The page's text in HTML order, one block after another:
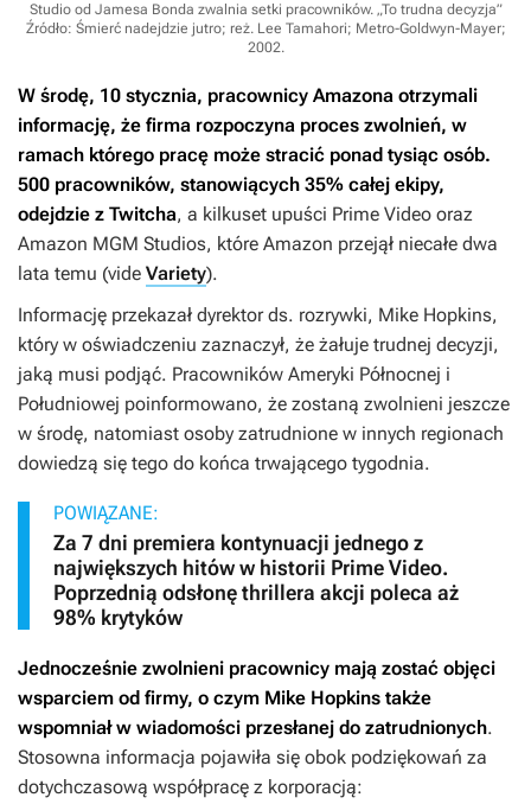
Studio od Jamesa Bonda zwalnia setki pracowników. „To trudna decyzja”
Źródło: Śmierć nadejdzie jutro; reż. Lee Tamahori; Metro-Goldwyn-Mayer;
2002.
W środę, 10 stycznia, pracownicy Amazona otrzymali
informację, że firma rozpoczyna proces zwolnień, w
ramach którego pracę może stracić ponad tysiąc osób.
500 pracowników, stanowiących 35% całej ekipy,
odejdzie z Twitcha, a kilkuset upuści Prime Video oraz
Amazon MGM Studios, które Amazon przejął niecałe dwa
lata temu (vide Variety).
Informację przekazał dyrektor ds. rozrywki, Mike Hopkins,
który w oświadczeniu zaznaczył, że żałuje trudnej decyzji,
jaką musi podjąć. Pracowników Ameryki Północnej i
Południowej poinformowano, że zostaną zwolnieni jeszcze
w środę, natomiast osoby zatrudnione w innych regionach
dowiedzą się tego do końca trwającego tygodnia.
POWIĄZANE:
Za 7 dni premiera kontynuacji jednego z
największych hitów w historii Prime Video.
Poprzednią odsłonę thrillera akcji poleca aż
98% krytyków
Jednocześnie zwolnieni pracownicy mają zostać objęci
wsparciem od firmy, o czym Mike Hopkins także
wspomniał w wiadomości przesłanej do zatrudnionych.
Stosowna informacja pojawiła się obok podziękowań za
dotychczasową współpracę z korporacją: